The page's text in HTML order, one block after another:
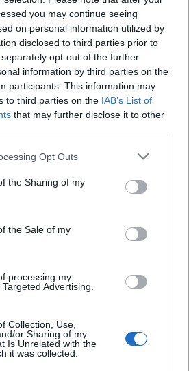
you may continue seeing
on personal information utilized by
disclosed to third parties prior to
opt-out of the further
information by third parties on the
participants. This information may
to third parties on the IAB’s List of
that may further disclose it to other
Opt Outs
the Sharing of my
the Sale of my
processing my
Advertising.
Collection, Use,
or Sharing of my
Is Unrelated with the
it was collected.
több százezer forintos kiadás
áll össze a teknőstartás
adtak ki a népszerű magyar
ha te is ilyet vettél,
a használatát
figyelmeztet.